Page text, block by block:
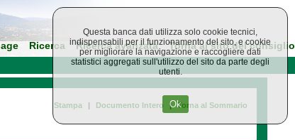
Ricerca Ricerca avanzata Torna al sito del consiglio
Stampa | Documento Intero | Torna al Sommario
Questa banca dati utilizza solo cookie tecnici,
indispensabili per il funzionamento del sito, e cookie
per migliorare la navigazione e raccogliere dati
statistici aggregati sull'utilizzo del sito da parte degli
utenti.
Ok